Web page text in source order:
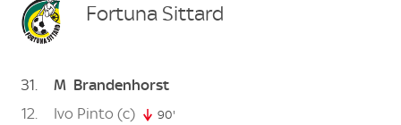
Fortuna Sittard
31 M Brandenhorst
12
Ivo Pinto (c) 90'